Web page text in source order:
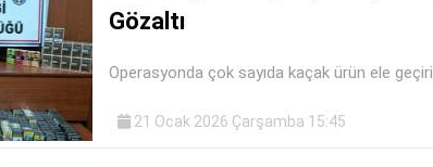
Gözaltı
Operasyonda çok sayıda kaçak ürün ele
21 Ocak 2026 Çarşamba 15:45